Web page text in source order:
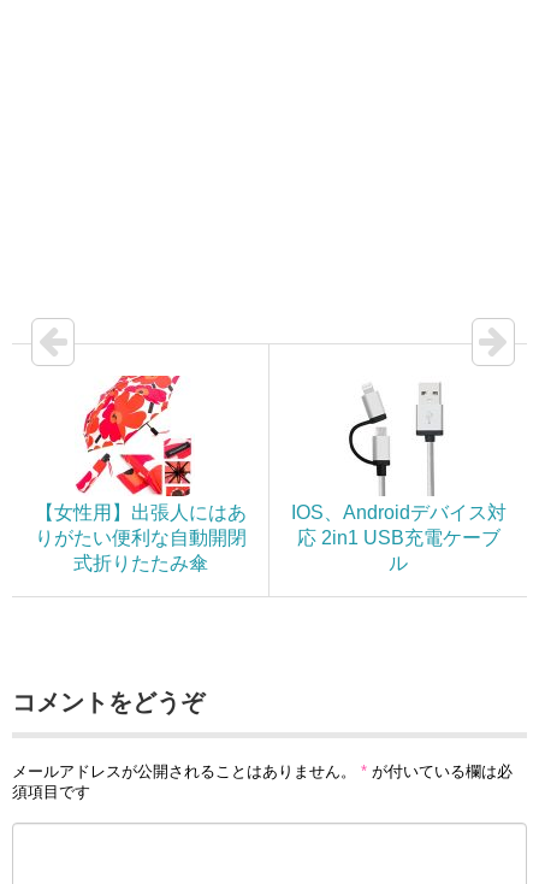
【女性用】出張人にはあ
りがたい便利な自動開閉
式折りたたみ傘
IOS、Androidデバイス対
応 2in1 USB充電ケーブ
ル
コメントをどうぞ
メールアドレスが公開されることはありません。 * が付いている欄は必
須項目です